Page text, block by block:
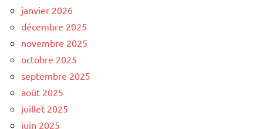
janvier 2026
décembre 2025
novembre 2025
octobre 2025
septembre 2025
août 2025
juillet 2025
juin 2025